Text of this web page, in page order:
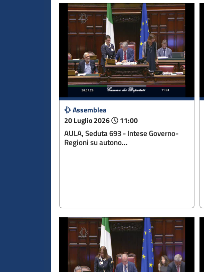
Assemblea
20 Luglio 2026
11:00
AULA, Seduta 693 - Intese Governo-
Regioni su autono...